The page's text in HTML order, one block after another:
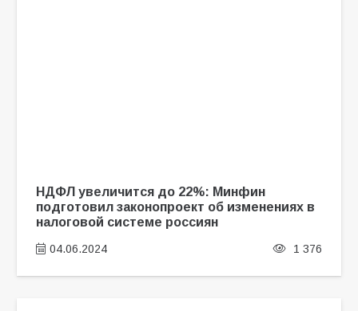
НДФЛ увеличится до 22%: Минфин
подготовил законопроект об изменениях в
налоговой системе россиян
04.06.2024 1 376